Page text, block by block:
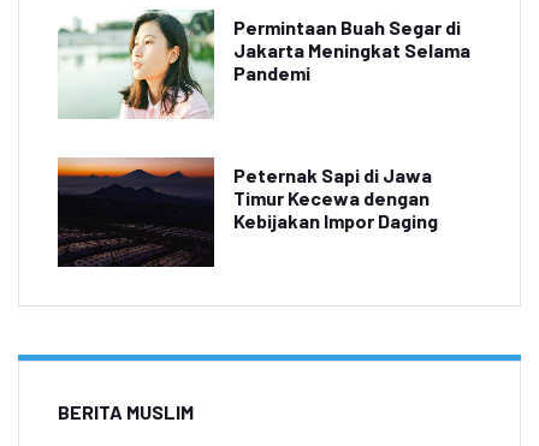
Permintaan Buah Segar di
Jakarta Meningkat Selama
Pandemi
Peternak Sapi di Jawa
Timur Kecewa dengan
Kebijakan Impor Daging
BERITA MUSLIM